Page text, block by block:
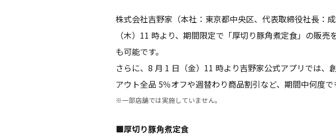
株式会社吉野家（本社：東京都中央区、代表取締役社長：
（木）11 時より、期間限定で「厚切り豚角煮定食」の販
も可能です。
さらに、8 月 1 日（金）11 時より吉野家公式アプリでは
アウト全品 5％オフや週替わり商品割引など、期間中何度で
※一部店舗では実施していません。
■厚切り豚角煮定食